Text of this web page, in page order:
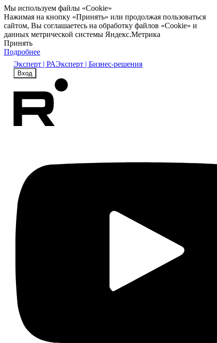
Мы используем файлы «Cookie»
Нажимая на кнопку «Принять» или продолжая пользоваться
сайтом, Вы соглашаетесь на обработку файлов «Cookie» и
данных метрической системы Яндекс.Метрика
Принять
Подробнее
Эксперт | РАЭксперт | Бизнес-решения
Вход